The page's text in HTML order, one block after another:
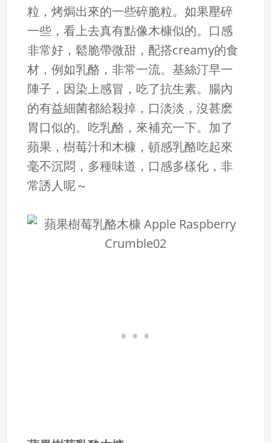
粒，烤焗出來的一些碎脆粒。如果壓碎
一些，看上去真有點像木槺似的。口感
非常好，鬆脆帶微甜，配搭creamy的食
材，例如乳酪，非常一流。基絲汀早一
陣子，因染上感冒，吃了抗生素。腸內
的有益細菌都給殺掉，口淡淡，沒甚麽
胃口似的。吃乳酪，來補充一下。加了
蘋果，樹莓汁和木槺，頓感乳酪吃起來
毫不沉悶，多種味道，口感多樣化，非
常誘人呢～